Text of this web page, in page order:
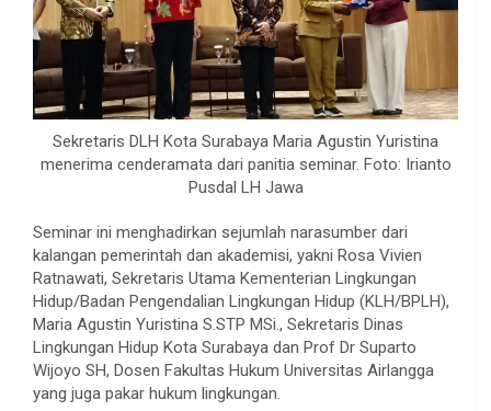
Sekretaris DLH Kota Surabaya Maria Agustin Yuristina
menerima cenderamata dari panitia seminar. Foto: Irianto
Pusdal LH Jawa
Seminar ini menghadirkan sejumlah narasumber dari
kalangan pemerintah dan akademisi, yakni Rosa Vivien
Ratnawati, Sekretaris Utama Kementerian Lingkungan
Hidup/Badan Pengendalian Lingkungan Hidup (KLH/BPLH),
Maria Agustin Yuristina S.STP MSi., Sekretaris Dinas
Lingkungan Hidup Kota Surabaya dan Prof Dr Suparto
Wijoyo SH, Dosen Fakultas Hukum Universitas Airlangga
yang juga pakar hukum lingkungan.